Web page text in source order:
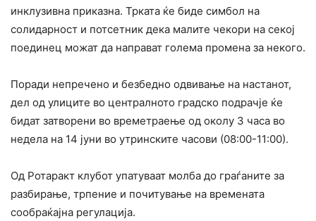
инклузивна приказна. Трката ќе биде симбол на
солидарност и потсетник дека малите чекори на секој
поединец можат да направат голема промена за некого.
Поради непречено и безбедно одвивање на настанот,
дел од улиците во централното градско подрачје ќе
бидат затворени во времетраење од околу 3 часа во
недела на 14 јуни во утринските часови (08:00-11:00).
Од Ротаракт клубот упатуваат молба до граѓаните за
разбирање, трпение и почитување на времената
сообраќајна регулација.